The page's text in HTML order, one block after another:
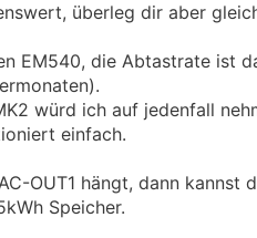
für die Regelung der
- der Batterie notwendig,
noch zusätzlich gebraucht?
Server oder ein Raspberry
den Victrons?
eines Netzausfalls
dabei der Fronius
überleg dir aber
EM540, die Abtastrate ist
würd ich auf jedenfall
einfach.
OUT1 hängt, dann
Speicher.